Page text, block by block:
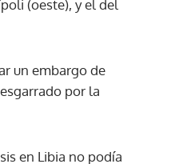
(oeste), y el del
un embargo de
por la
en Libia no podía